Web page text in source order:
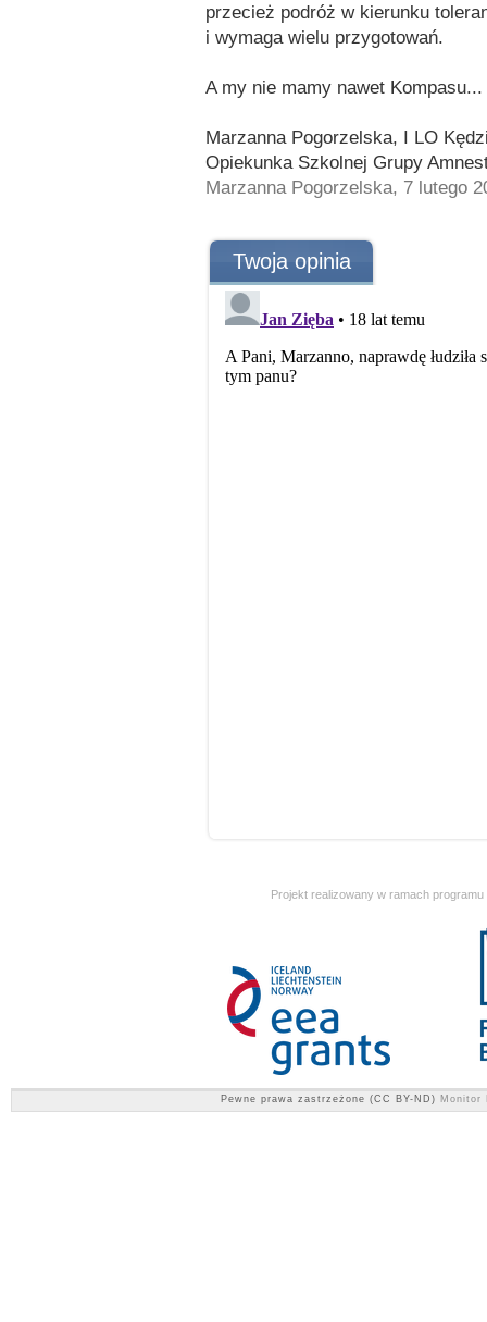
przecież podróż w kierunku
i wymaga wielu przygotowań.
A my nie mamy nawet Kompasu...
Marzanna Pogorzelska, I LO
Opiekunka Szkolnej Grupy
Marzanna Pogorzelska, 7 lutego
Twoja opinia
Projekt realizowany w ramach
Pewne prawa zastrzeżone (CC BY-ND) Monitor